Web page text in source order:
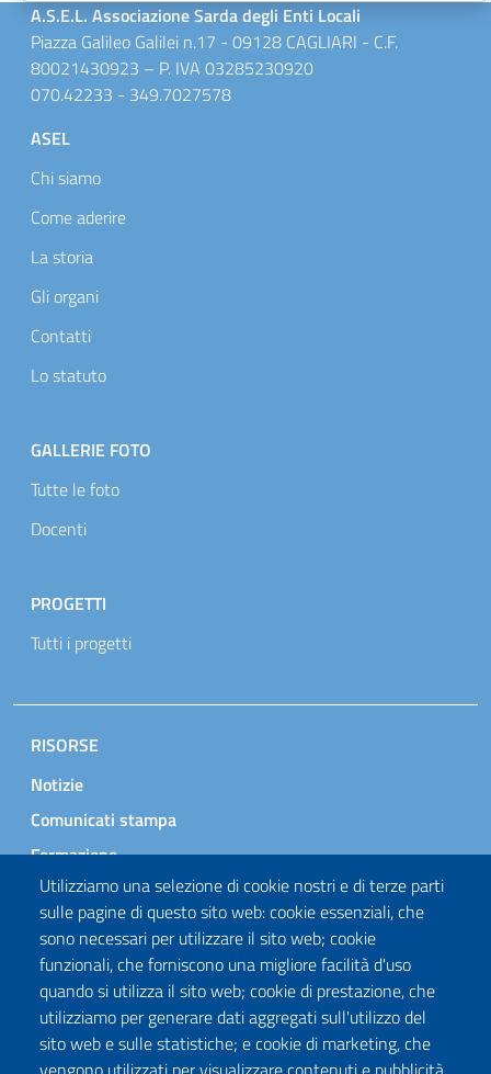
Utilizziamo una selezione di cookie nostri e di terze parti
sulle pagine di questo sito web: cookie essenziali, che
sono necessari per utilizzare il sito web; cookie
funzionali, che forniscono una migliore facilità d'uso
quando si utilizza il sito web; cookie di prestazione, che
utilizziamo per generare dati aggregati sull'utilizzo del
sito web e sulle statistiche; e cookie di marketing, che
A.S.E.L. Associazione Sarda degli Enti Locali
Piazza Galileo Galilei n.17 - 09128 CAGLIARI - C.F.
80021430923 – P. IVA 03285230920
070.42233 - 349.7027578
Footer menu
ASEL
Chi siamo
Come aderire
La storia
Gli organi
Contatti
Lo statuto
GALLERIE FOTO
Tutte le foto
Docenti
PROGETTI
Tutti i progetti
RISORSE
Notizie
Comunicati stampa
Formazione
Progetto ResiliEurope
Servizio telematico
Links
SERVIZIO TELEMATICO DOTT. BIANCO
Consulenza personale EE. LL.